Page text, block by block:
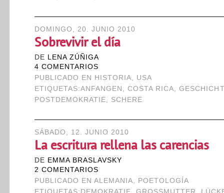
DOMINGO, 20. JUNIO 2010
Sobrevivir el día
DE LENA ZÚÑIGA
4 COMENTARIOS
PUBLICADO EN
HISTORIA, USA
ETIQUETAS:ANFANGEN ,COSTA RICA,
POSTDEMOKRATIE, SCHERE
SÁBADO, 12. JUNIO 2010
La escritura rellena las carencias
DE EMMA BRASLAVSKY
2 COMENTARIOS
PUBLICADO EN ALEMANIA, POETOLOGÍA